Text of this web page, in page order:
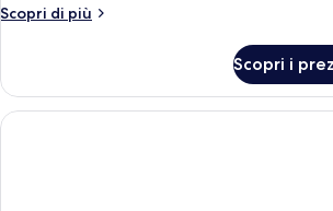
View
Mini
Pool
Scopri di più
Altri
Room
in
Bungalow
Scopri i